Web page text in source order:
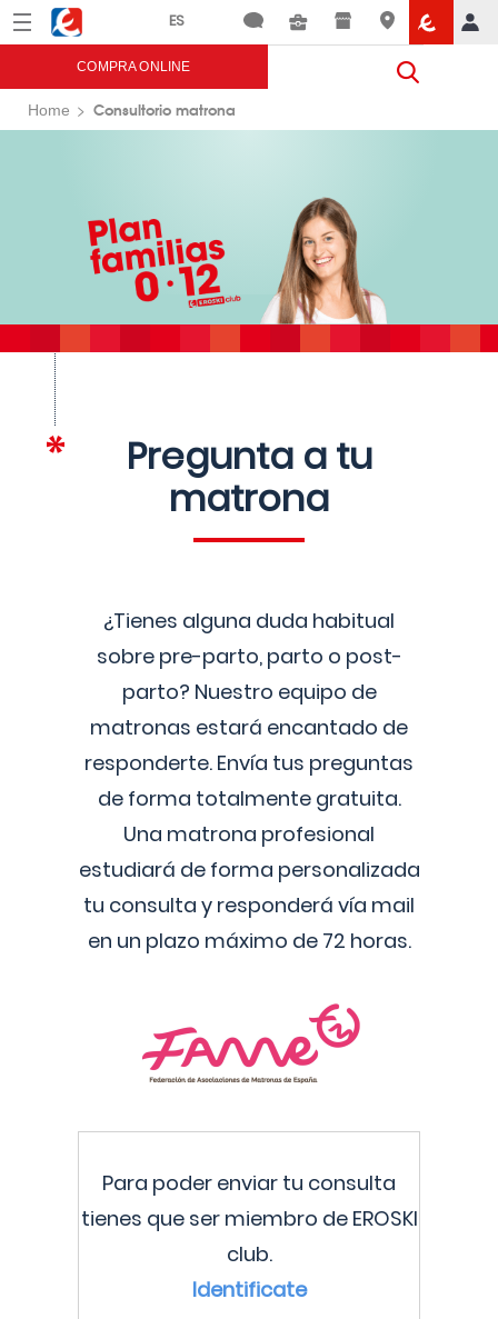
Menú Eroski
COMPRA ONLINE
Home Consultorio matrona
Pregunta a tu
matrona
¿Tienes alguna duda habitual
sobre pre-parto, parto o post-
parto? Nuestro equipo de
matronas estará encantado de
responderte. Envía tus preguntas
de forma totalmente gratuita.
Una matrona profesional
estudiará de forma personalizada
tu consulta y responderá vía mail
en un plazo máximo de 72 horas.
Para poder enviar tu consulta
tienes que ser miembro de EROSKI
club.
Identificate